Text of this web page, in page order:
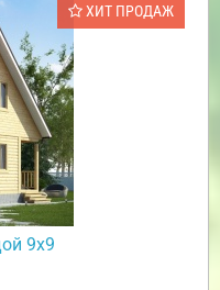
ХИТ ПРОДАЖ
9х9